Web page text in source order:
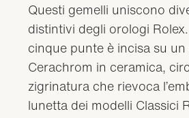
Questi gemelli uniscono
distintivi degli orologi
cinque punte è incisa su
Cerachrom in ceramica,
zigrinatura che rievoca
lunetta dei modelli Classici